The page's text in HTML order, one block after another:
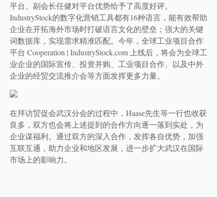
平台。副会长任健对平台优势给予了高度好评。
IndustryStock的数字化营销工具都有16种语言， 能有效帮助
企业在开拓海外市场时打破语言文化的壁垒； 强大的关键
词数据库，实现需求精准匹配。 今年， 全球工业项目合作
平台 Cooperation | IndustryStock.com 上线后，将会为全球工
业企业的国际宣传、投资并购、工业项目合作、以及中外
企业的经贸交流推介会等方面发挥更多力量。
在拜访贸促会武汉分会的过程中， Haase先生等一行也收获
良多 ， 双方也会将上述提到的合作方向逐一落到实处，为
企业谋福利。 通过双方的深入合作，发挥各自优势，加强
互联互通，助力企业和地区发展，进一步扩大武汉在国际
市场上的影响力。